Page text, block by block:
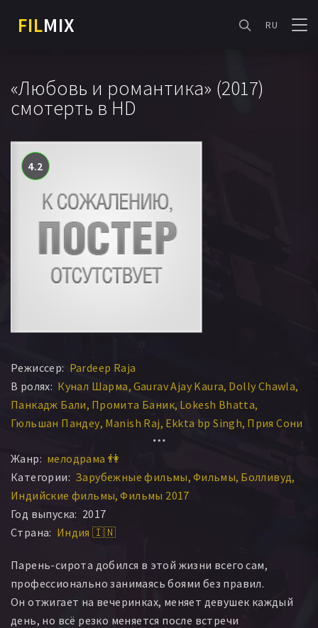
FILMIX RU
«Любовь и романтика» (2017)
смотерть в HD
4.2
Режиссер: Pardeep Raja
В ролях: Кунал Шарма Gaurav Ajay Kaura Dolly Chawla
Панкадж Бали Промита Баник Lokesh Bhatta
Гюльшан Пандеу Manish Raj Ekkta bp Singh Прия Сони
Жанр: мелодрама 👫
Категории: Зарубежные фильмы Фильмы Болливуд
Индийские фильмы Фильмы 2017
Год выпуска: 2017
Страна: Индия 🇮🇳
Парень-сирота добился в этой жизни всего сам,
профессионально занимаясь боями без правил.
Он отжигает на вечеринках, меняет девушек каждый
день, но всё резко меняется после встречи